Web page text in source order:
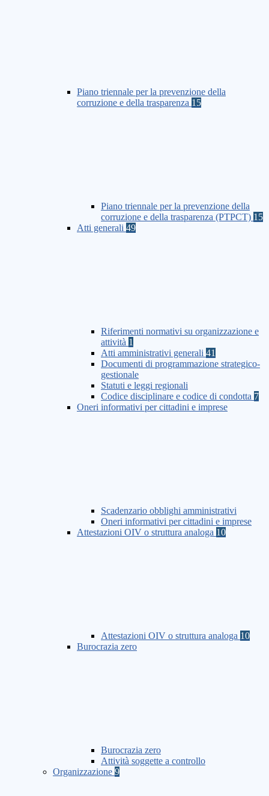
Piano triennale per la prevenzione della
corruzione e della trasparenza 15
Piano triennale per la prevenzione della
corruzione e della trasparenza (PTPCT) 15
Atti generali 49
Riferimenti normativi su organizzazione e
attività 1
Atti amministrativi generali 41
Documenti di programmazione strategico-
gestionale
Statuti e leggi regionali
Codice disciplinare e codice di condotta 7
Oneri informativi per cittadini e imprese
Scadenzario obblighi amministrativi
Oneri informativi per cittadini e imprese
Attestazioni OIV o struttura analoga 10
Attestazioni OIV o struttura analoga 10
Burocrazia zero
Burocrazia zero
Attività soggette a controllo
Organizzazione 9